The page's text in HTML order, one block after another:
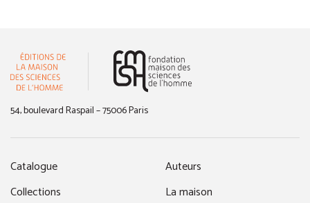
54, boulevard Raspail – 75006 Paris
Catalogue
Collections
Auteurs
La maison